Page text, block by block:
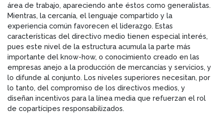
área de trabajo, apareciendo ante éstos como generalistas.
Mientras, la cercanía, el lenguaje compartido y la
experiencia común favorecen el liderazgo. Estas
características del directivo medio tienen especial interés,
pues este nivel de la estructura acumula la parte más
importante del know-how, o conocimiento creado en las
empresas anejo a la producción de mercancías y servicios, y
lo difunde al conjunto. Los niveles superiores necesitan, por
lo tanto, del compromiso de los directivos medios, y
diseñan incentivos para la línea media que refuerzan el rol
de copartícipes responsabilizados.